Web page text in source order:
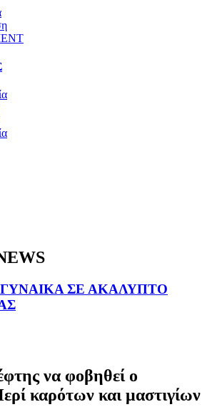
ΣΕ ΑΚΑΛΥΠΤΟ
να φοβηθεί ο
καρότων και μαστιγίων